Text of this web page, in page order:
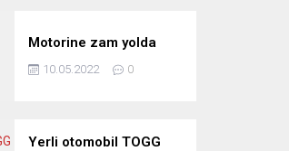
Motorine zam yolda
10.05.2022 0
Yerli otomobil TOGG